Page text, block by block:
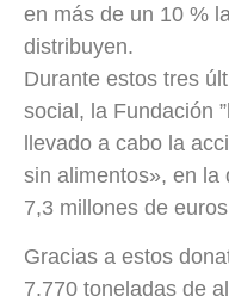
en más de un 10 %
distribuyen.
Durante estos tres
social, la Fundación
llevado a cabo la
sin alimentos», en la
7,3 millones de
Gracias a estos
7.770 toneladas de